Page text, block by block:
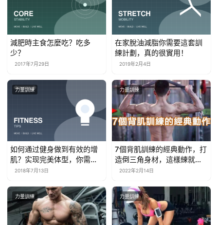
減肥時主食怎麼吃？吃多
少？
2017年7月29日
在家脫油減脂你需要這套訓
練計劃，真的很實用！
2019年2月4日
力量訓練
如何通过健身做到有效的增
肌？实现完美体型，你需要
关注这几点！
2018年7月13日
力量訓練
7個背肌訓練的經典動作，打
造倒三角身材，這樣練就對
了！
2022年2月14日
力量訓練 力量訓練